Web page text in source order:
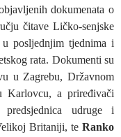
dokumenata o
čitave Ličko-senjske
posljednjim tjednima i
rata. Dokumenti su
u Zagrebu, Državnom
a priređivači
udruge i
Britaniji, te Ranko